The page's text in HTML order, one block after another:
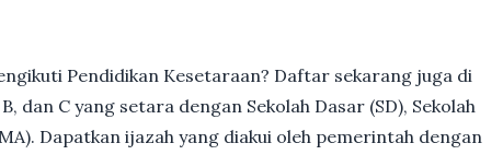
Pendidikan Kesetaraan? Daftar sekarang juga di
dan C yang setara dengan Sekolah Dasar (SD), Sekolah
Dapatkan ijazah yang diakui oleh pemerintah dengan